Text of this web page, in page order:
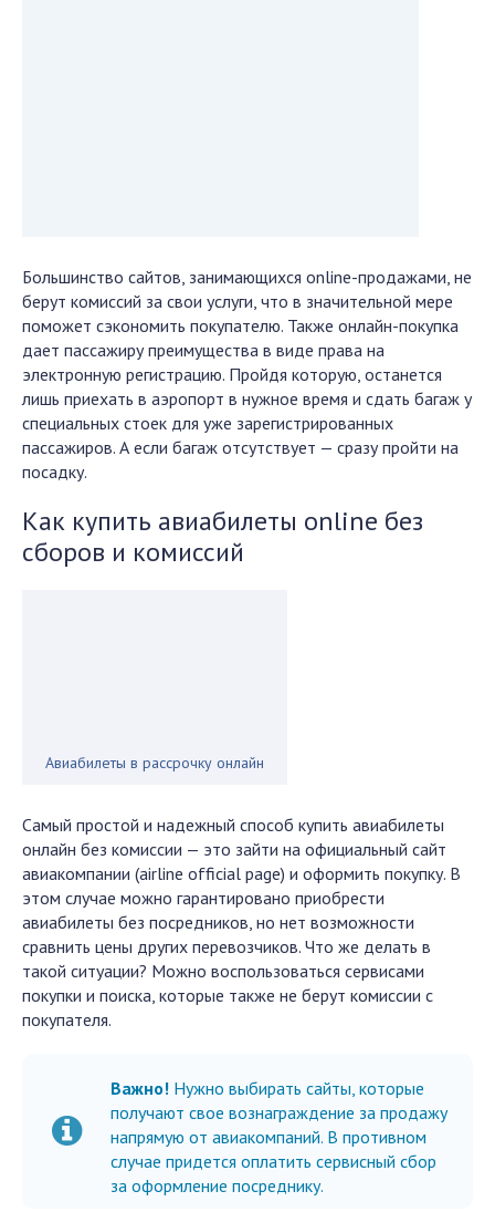
Большинство сайтов, занимающихся online-продажами, не
берут комиссий за свои услуги, что в значительной мере
поможет сэкономить покупателю. Также онлайн-покупка
дает пассажиру преимущества в виде права на
электронную регистрацию. Пройдя которую, останется
лишь приехать в аэропорт в нужное время и сдать багаж у
специальных стоек для уже зарегистрированных
пассажиров. А если багаж отсутствует — сразу пройти на
посадку.
Как купить авиабилеты online без
сборов и комиссий
Авиабилеты в рассрочку онлайн
Самый простой и надежный способ купить авиабилеты
онлайн без комиссии — это зайти на официальный сайт
авиакомпании (airline official page) и оформить покупку. В
этом случае можно гарантировано приобрести
авиабилеты без посредников, но нет возможности
сравнить цены других перевозчиков. Что же делать в
такой ситуации? Можно воспользоваться сервисами
покупки и поиска, которые также не берут комиссии с
покупателя.
Важно! Нужно выбирать сайты, которые
получают свое вознаграждение за продажу
напрямую от авиакомпаний. В противном
случае придется оплатить сервисный сбор
за оформление посреднику.